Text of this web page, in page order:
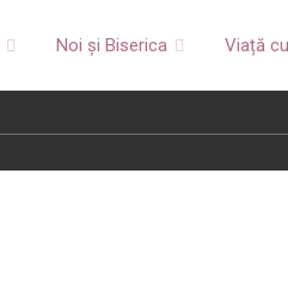
Noi și Biserica Viață